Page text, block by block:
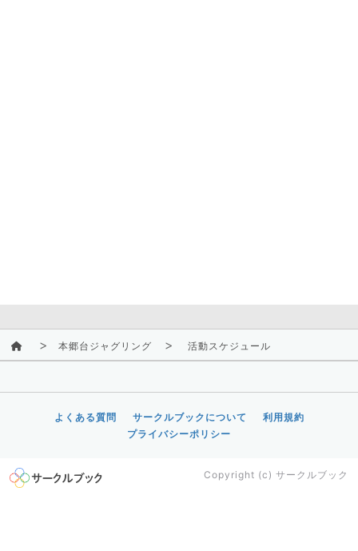
本郷台ジャグリング 活動スケジュール
よくある質問 サークルブックについて
利用規約
プライバシーポリシー
Copyright (c) サークルブック